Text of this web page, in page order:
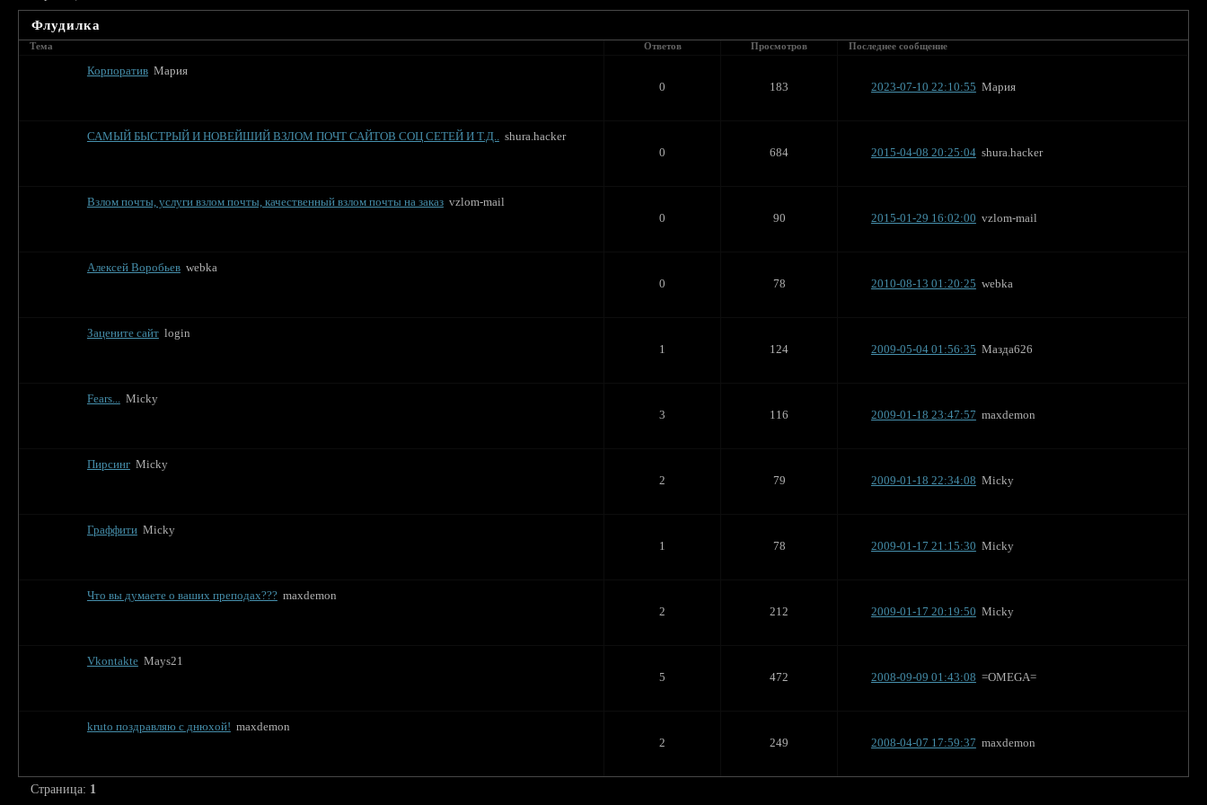
Флудилка
Тема Ответов Просмотров Последнее сообщение
Корпоратив Мария
0
183 2023-07-10 22:10:55 Мария
САМЫЙ БЫСТРЫЙ И НОВЕЙШИЙ ВЗЛОМ ПОЧТ САЙТОВ СОЦ СЕТЕЙ И Т.Д.. shura.hacker
0
684 2015-04-08 20:25:04 shura.hacker
Взлом почты, услуги взлом почты, качественный взлом почты на заказ vzlom-mail
0
90 2015-01-29 16:02:00 vzlom-mail
Алексей Воробьев webka
0
78 2010-08-13 01:20:25 webka
Зацените сайт login
1
124 2009-05-04 01:56:35 Мазда626
Fears... Micky
3
116 2009-01-18 23:47:57 maxdemon
Пирсинг Micky
2
79 2009-01-18 22:34:08 Micky
Граффити Micky
1
78 2009-01-17 21:15:30 Micky
Что вы думаете о ваших преподах??? maxdemon
2
212 2009-01-17 20:19:50 Micky
Vkontakte Mays21
5
472 2008-09-09 01:43:08 =OMEGA=
kruto поздравляю с днюхой! maxdemon
2
249 2008-04-07 17:59:37 maxdemon
Страница: 1